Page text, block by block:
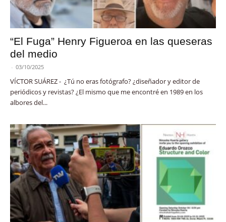
“El Fuga” Henry Figueroa en las queseras
del medio
- 03/10/2025
VÍCTOR SUÁREZ - ¿Tú no eras fotógrafo? ¿diseñador y editor de
periódicos y revistas? ¿El mismo que me encontré en 1989 en los
albores del...